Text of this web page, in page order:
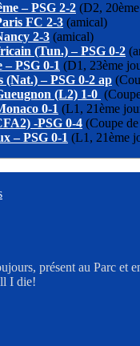
– PSG 2-2 (D2,
FC 2-3 (amical)
2-3 (amical)
(Tun.) – PSG 0-2
PSG 0-1 (D1, 23ème
(Nat.) – PSG 0-2 ap
(L2) 1-0
0-1 (L1, 21ème
-PSG 0-4 (Coupe
– PSG 0-1 (L1, 21ème
présent au Parc et
I die!